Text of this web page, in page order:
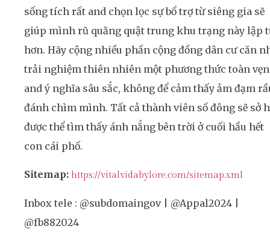
sống tích rất and chọn lọc sự bổ trợ từ siêng gia sẽ
giúp mình rũ quăng quật trung khu trạng này lập
hơn. Hãy cộng nhiều phần cộng đồng dân cư căn
trải nghiệm thiên nhiên một phương thức toàn vẹn
and ý nghĩa sâu sắc, không để cảm thấy ảm đạm
đánh chìm mình. Tất cả thành viên số đông sẽ sở
được thể tìm thấy ánh nắng bên trời ở cuối hầu hết
con cái phố.
Sitemap: https://vitalvidabylore.com/sitemap.xml
Inbox tele : @subdomaingov | @Appal2024 |
@fb882024